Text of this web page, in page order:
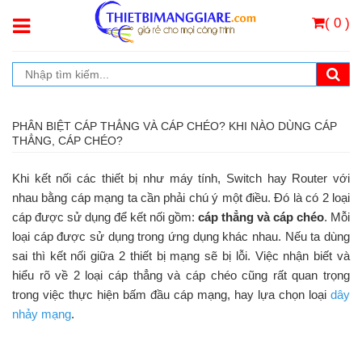
( 0 )
PHÂN BIỆT CÁP THẲNG VÀ CÁP CHÉO? KHI NÀO DÙNG CÁP
THẲNG, CÁP CHÉO?
Khi kết nối các thiết bị như máy tính, Switch hay Router với
nhau bằng cáp mạng ta cần phải chú ý một điều. Đó là có 2 loại
cáp được sử dụng để kết nối gồm: cáp thẳng và cáp chéo. Mỗi
loại cáp được sử dụng trong ứng dụng khác nhau. Nếu ta dùng
sai thì kết nối giữa 2 thiết bị mạng sẽ bị lỗi. Việc nhận biết và
hiểu rõ về 2 loại cáp thẳng và cáp chéo cũng rất quan trọng
trong việc thực hiện bấm đầu cáp mạng, hay lựa chọn loại dây
nhảy mạng.